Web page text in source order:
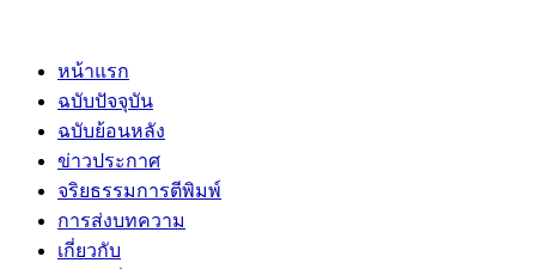
หน้าแรก
ฉบับปัจจุบัน
ฉบับย้อนหลัง
ข่าวประกาศ
จริยธรรมการตีพิมพ์
การส่งบทความ
เกี่ยวกับ